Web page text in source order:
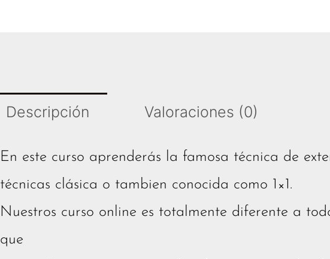
Descripción Valoraciones (0)
En este curso aprenderás la famosa técnica de
técnicas clásica o tambien conocida como 1×1.
Nuestros curso online es totalmente diferente a
que